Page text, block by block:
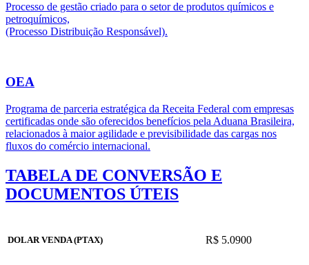
Processo de gestão criado para o setor de produtos químicos e
petroquímicos,
(Processo Distribuição Responsável).
OEA
Programa de parceria estratégica da Receita Federal com empresas
certificadas onde são oferecidos benefícios pela Aduana Brasileira,
relacionados à maior agilidade e previsibilidade das cargas nos
fluxos do comércio internacional.
TABELA DE CONVERSÃO E
DOCUMENTOS ÚTEIS
DOLAR VENDA (PTAX) R$ 5.0900